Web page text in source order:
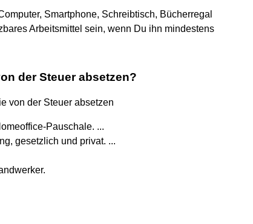
Smartphone, Schreibtisch, Bücherregal
Arbeitsmittel sein, wenn Du ihn mindestens
der Steuer absetzen?
von der Steuer absetzen
Pauschale. ...
gesetzlich und privat. ...